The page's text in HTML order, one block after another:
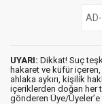
UYARI: Dikkat! Suç
hakaret ve küfür
ahlaka aykırı, kişilik
içeriklerden doğan her
gönderen Üye/Üyeler’e